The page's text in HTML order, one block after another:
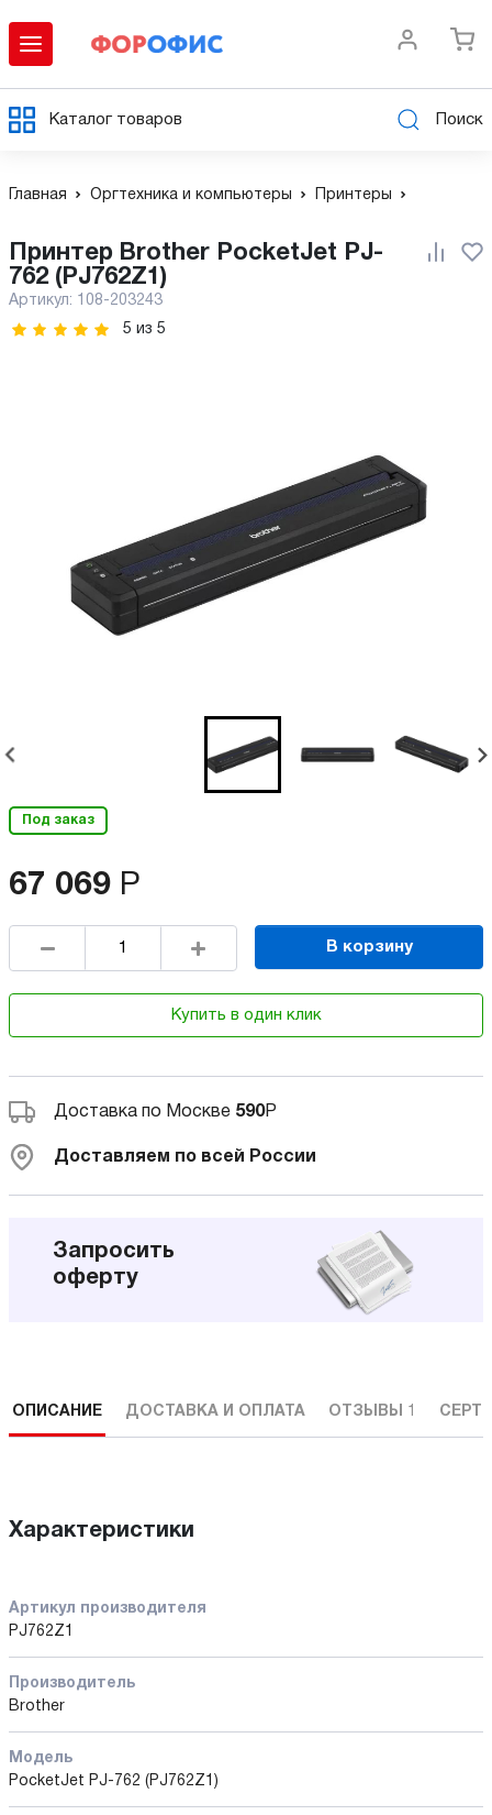
Каталог товаров Поиск
Главная Оргтехника и компьютеры Принтеры
762 (PJ762Z1)
Артикул: 108-203243
5 из 5
Под заказ
67 069 Р
В корзину
Купить в один клик
Доставка по Москве 590Р
Доставляем по всей России
Запросить
оферту
ОПИСАНИЕ ДОСТАВКА И ОПЛАТА ОТЗЫВЫ
Характеристики
Артикул производителя
PJ762Z1
Производитель
Brother
Модель
PocketJet PJ-762 (PJ762Z1)